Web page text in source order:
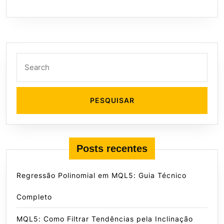
Posts recentes
Regressão Polinomial em MQL5: Guia Técnico
Completo
MQL5: Como Filtrar Tendências pela Inclinação